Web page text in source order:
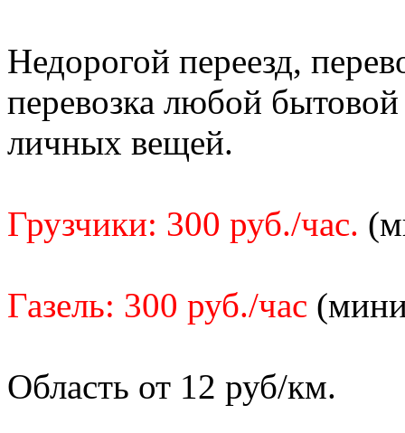
Недорогой переезд,
перевозка любой
личных вещей.
Грузчики: 300 руб./час.
Газель: 300 руб./час
Область от 12 руб/км.